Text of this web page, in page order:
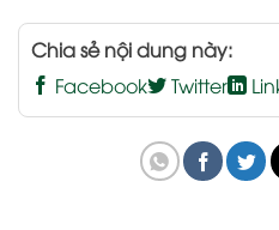
Chia sẻ nội dung này:
Facebook
Twitter